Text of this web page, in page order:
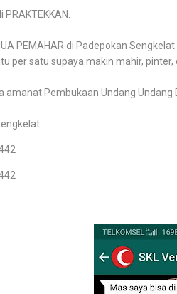
PEMAHAR di Padepokan Sengkelat
per satu supaya makin mahir, pinter,
amanat Pembukaan Undang Undang